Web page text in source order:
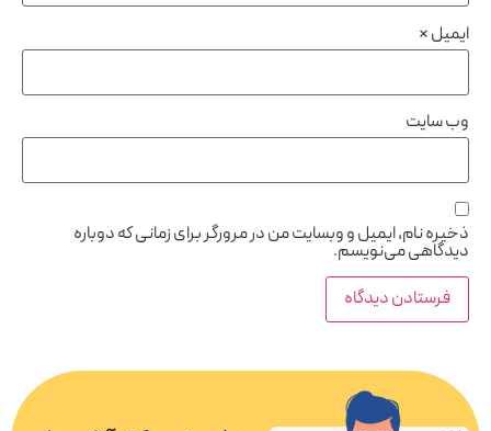
ایمیل*
وب‌ سایت
ذخیره نام، ایمیل و وبسایت من در مرورگر برای زمانی که دوباره
دیدگاهی می‌نویسم.